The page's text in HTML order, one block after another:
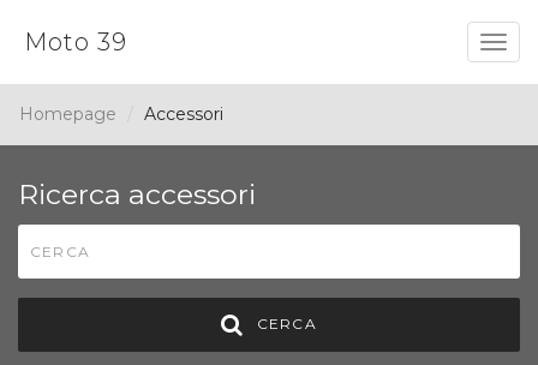
Moto 39
Homepage Accessori
Ricerca accessori
CERCA